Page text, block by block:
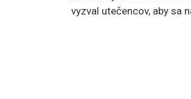
vyzval utečencov, aby sa